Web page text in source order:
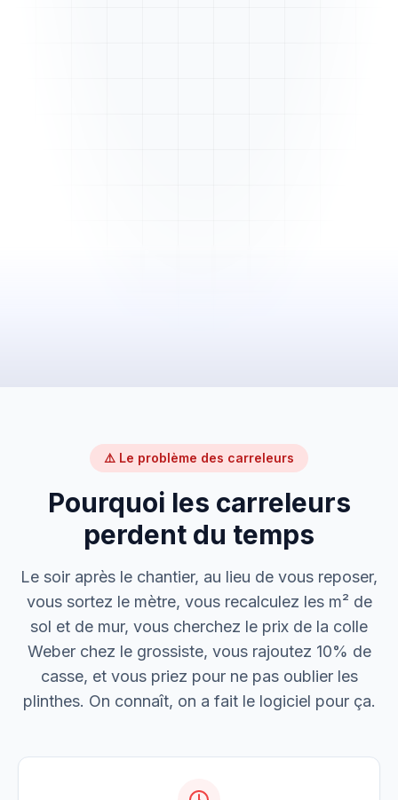
M. Thomas
Dépannage urgence
Boulangerie P.
Mise aux normes
⚠️ Le problème des carreleurs
Pourquoi les carreleurs
perdent du temps
Le soir après le chantier, au lieu de vous reposer,
vous sortez le mètre, vous recalculez les m² de
sol et de mur, vous cherchez le prix de la colle
Weber chez le grossiste, vous rajoutez 10% de
casse, et vous priez pour ne pas oublier les
plinthes. On connaît, on a fait le logiciel pour ça.